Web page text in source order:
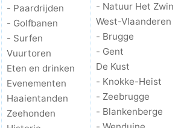
- Paardrijden
- Golfbanen
- Surfen
Vuurtoren
Eten en drinken
Evenementen
Haaientanden
Zeehonden
- Natuur Het Zwin
West-Vlaanderen
- Brugge
- Gent
De Kust
- Knokke-Heist
- Zeebrugge
- Blankenberge